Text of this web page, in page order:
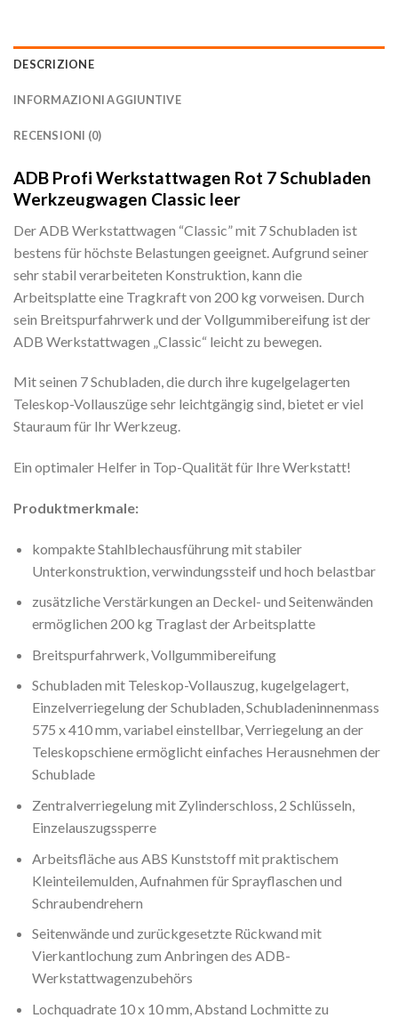
DESCRIZIONE
INFORMAZIONI AGGIUNTIVE
RECENSIONI (0)
ADB Profi Werkstattwagen Rot 7 Schubladen
Werkzeugwagen Classic leer
Der ADB Werkstattwagen “Classic” mit 7 Schubladen ist
bestens für höchste Belastungen geeignet. Aufgrund seiner
sehr stabil verarbeiteten Konstruktion, kann die
Arbeitsplatte eine Tragkraft von 200 kg vorweisen. Durch
sein Breitspurfahrwerk und der Vollgummibereifung ist der
ADB Werkstattwagen „Classic“ leicht zu bewegen.
Mit seinen 7 Schubladen, die durch ihre kugelgelagerten
Teleskop-Vollauszüge sehr leichtgängig sind, bietet er viel
Stauraum für Ihr Werkzeug.
Ein optimaler Helfer in Top-Qualität für Ihre Werkstatt!
Produktmerkmale:
kompakte Stahlblechausführung mit stabiler
Unterkonstruktion, verwindungssteif und hoch belastbar
zusätzliche Verstärkungen an Deckel- und Seitenwänden
ermöglichen 200 kg Traglast der Arbeitsplatte
Breitspurfahrwerk, Vollgummibereifung
Schubladen mit Teleskop-Vollauszug, kugelgelagert,
Einzelverriegelung der Schubladen, Schubladeninnenmass
575 x 410 mm, variabel einstellbar, Verriegelung an der
Teleskopschiene ermöglicht einfaches Herausnehmen der
Schublade
Zentralverriegelung mit Zylinderschloss, 2 Schlüsseln,
Einzelauszugssperre
Arbeitsfläche aus ABS Kunststoff mit praktischem
Kleinteilemulden, Aufnahmen für Sprayflaschen und
Schraubendrehern
Seitenwände und zurückgesetzte Rückwand mit
Vierkantlochung zum Anbringen des ADB-
Werkstattwagenzubehörs
Lochquadrate 10 x 10 mm, Abstand Lochmitte zu